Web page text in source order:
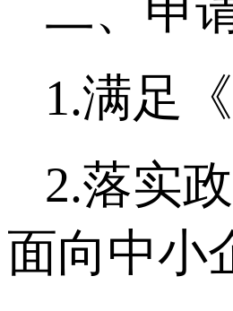
1.满足
2.落实
面向中小